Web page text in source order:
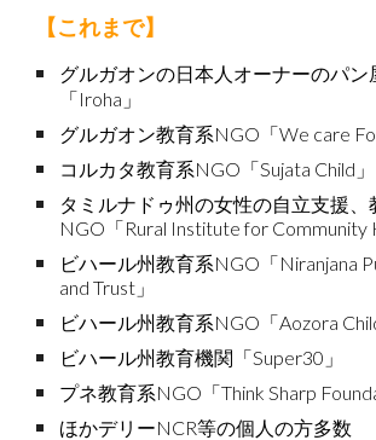
【これまで】
グルガオンの日本人オーナーのパン
「Iroha」
グルガオン教育系NGO「We care
コルカタ教育系NGO「Sujata Child」
タミルナドゥ州の女性の自立支援、
NGO「Rural Institute for Community
ビハール州教育系NGO「Niranjana
and Trust」
ビハール州教育系NGO「Aozora
ビハール州教育機関「Super30」
プネ教育系NGO「Think Sharp
ほかデリーNCR等の個人の方多数